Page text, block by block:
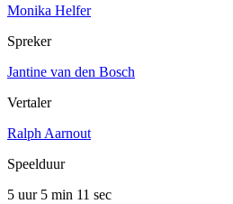
Monika Helfer
Spreker
Jantine van den Bosch
Vertaler
Ralph Aarnout
Speelduur
5 uur 5 min 11 sec